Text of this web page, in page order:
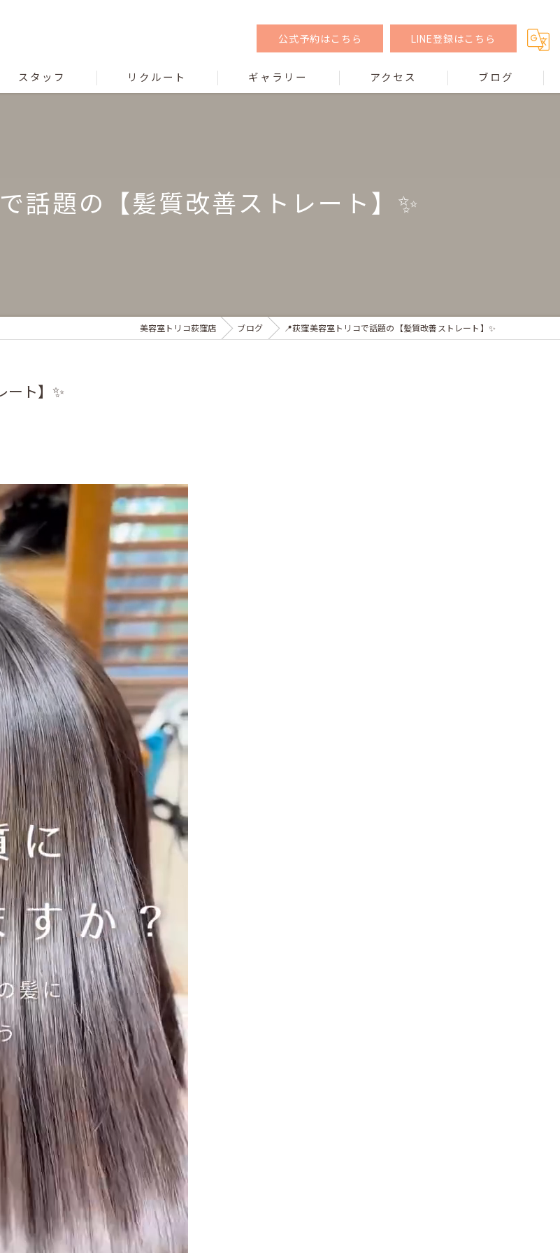
公式予約はこちら LINE登録はこちら
スタッフ リクルート ギャラリー アクセス ブログ
話題の【髪質改善ストレート】✨
美容室トリコ荻窪店 ブログ 📍荻窪美容室トリコで話題の【髪質改善ストレート】✨
ート】✨